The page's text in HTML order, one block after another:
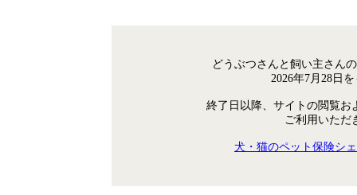
どうぶつさんと飼い主さん
2026年7月28日
終了日以降、サイトの閲覧お
ご利用いただ
犬・猫のペット保険シ